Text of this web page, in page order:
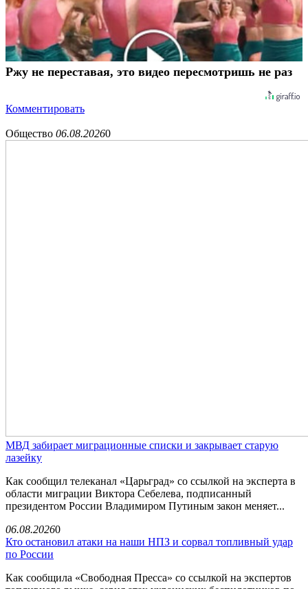
Ржу не переставая, это видео пересмотришь не раз
Комментировать
Общество 06.08.20260
МВД забирает миграционные списки и закрывает старую
лазейку
Как сообщил телеканал «Царьград» со ссылкой на эксперта в
области миграции Виктора Себелева, подписанный
президентом России Владимиром Путиным закон меняет...
06.08.20260
Кто остановил атаки на наши НПЗ и сорвал топливный удар
по России
Как сообщила «Свободная Пресса» со ссылкой на экспертов